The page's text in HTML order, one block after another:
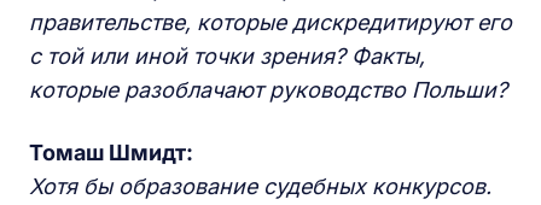
правительстве, которые дискредитируют его
с той или иной точки зрения? Факты,
которые разоблачают руководство Польши?
Томаш Шмидт:
Хотя бы образование судебных конкурсов.